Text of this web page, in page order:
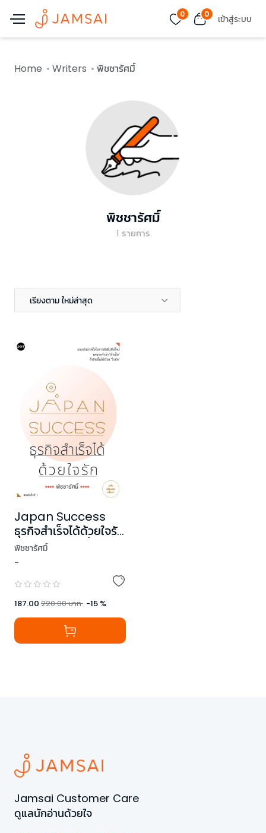
0 0 เข้าสู่ระบบ
Home Writers พิชชารัศมิ์
พิชชารัศมิ์
1 รายการ
เรียงตาม ใหม่ล่าสุด
Japan Success
ธุรกิจสำเร็จได้ด้วยใจรัก
(ฉบับปรับปรุงเนื้อหา)
พิชชารัศมิ์
-
187.00 220.00บาท -15 %
Jamsai Customer Care
ดูแลนักอ่านด้วยใจ